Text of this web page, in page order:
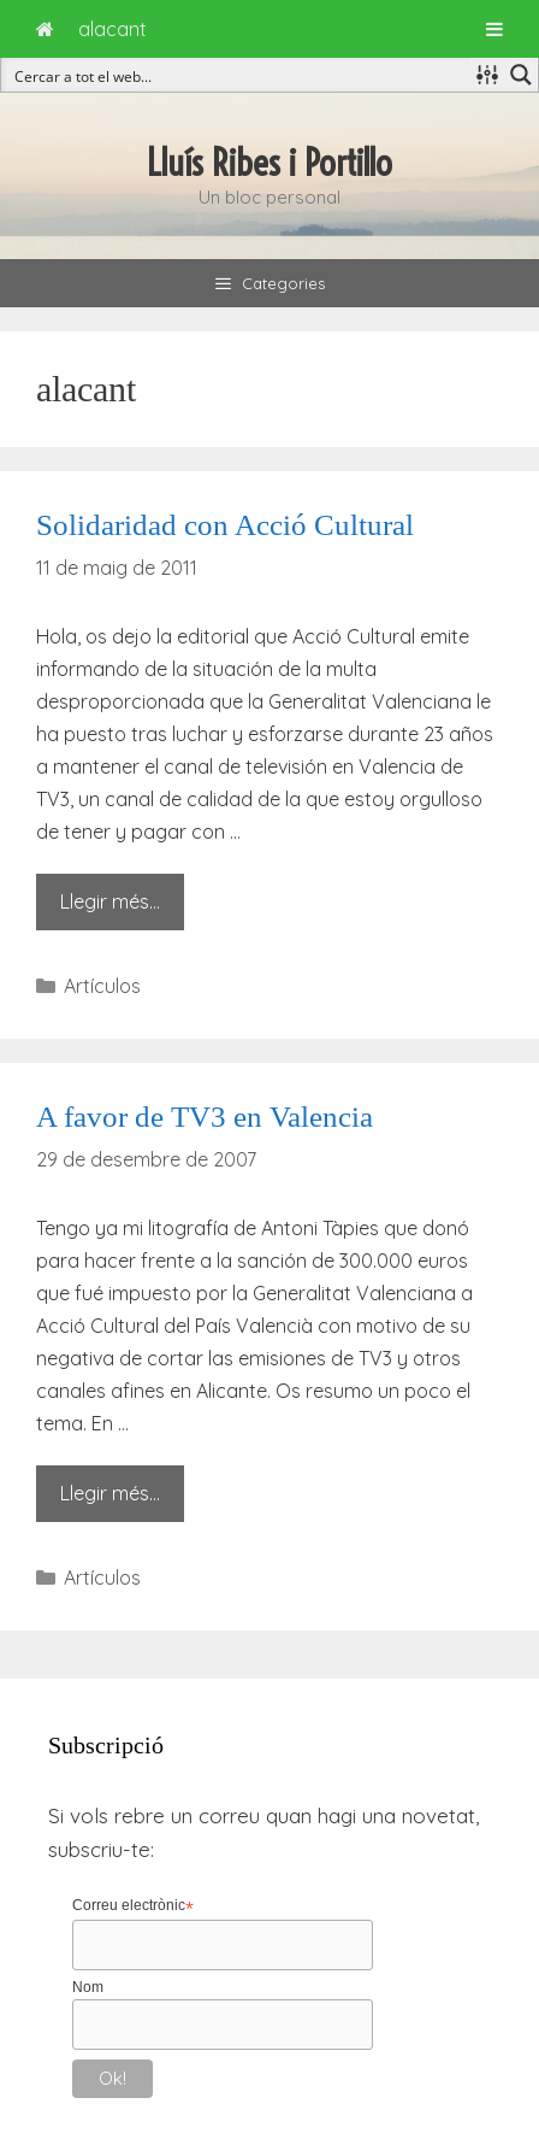
Lluís Ribes i Portillo
Un bloc personal
Categories
alacant
Solidaridad con Acció Cultural
11 de maig de 2011
Hola, os dejo la editorial que Acció Cultural emite
informando de la situación de la multa
desproporcionada que la Generalitat Valenciana le
ha puesto tras luchar y esforzarse durante 23 años
a mantener el canal de televisión en Valencia de
TV3, un canal de calidad de la que estoy orgulloso
de tener y pagar con …
Llegir més…
Categories
Artículos
A favor de TV3 en Valencia
29 de desembre de 2007
Tengo ya mi litografía de Antoni Tàpies que donó
para hacer frente a la sanción de 300.000 euros
que fué impuesto por la Generalitat Valenciana a
Acció Cultural del País Valencià con motivo de su
negativa de cortar las emisiones de TV3 y otros
canales afines en Alicante. Os resumo un poco el
tema. En …
Llegir més…
Categories
Artículos
Subscripció
Si vols rebre un correu quan hagi una novetat,
subscriu-te:
Correu electrònic*
Nom
alacant